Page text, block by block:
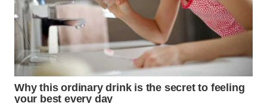
WN
DEPOK
WN
TAPANULI
UTARA